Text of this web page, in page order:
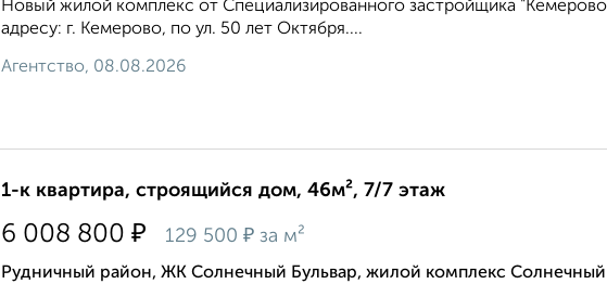
Новый жилой комплекс от Специализированного застройщика
адресу: г. Кемерово, по ул. 50 лет Октября....
Агентство, 08.08.2026
1-к квартира, строящийся дом, 46м², 7/7 этаж
6 008 800 ₽ 129 500 ₽ за м²
Рудничный район, ЖК Солнечный Бульвар, жилой комплекс Солнечный